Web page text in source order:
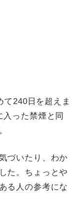
240日を超えま
った禁煙と同
づいたり、わか
た。ちょっとや
る人の参考にな